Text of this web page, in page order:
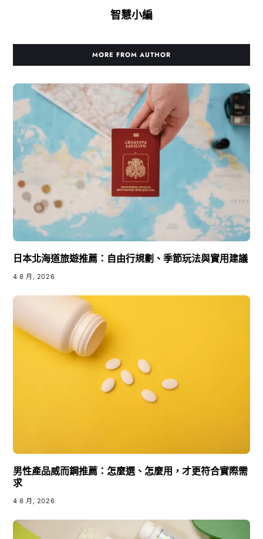
智慧小編
MORE FROM AUTHOR
日本北海道旅遊推薦：自由行規劃、季節玩法與實用建議
4 8 月, 2026
男性產品威而鋼推薦：怎麼選、怎麼用，才更符合實際需
求
4 8 月, 2026